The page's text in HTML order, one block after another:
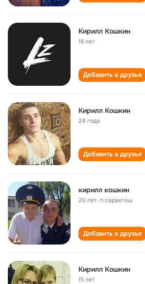
Кирилл Кошкин
18 лет
Добавить в друзья
Кирилл Кошкин
24 года
Добавить в друзья
кирилл кошкин
20 лет,п.саракташ
Добавить в друзья
Кирилл Кошкин
15 лет